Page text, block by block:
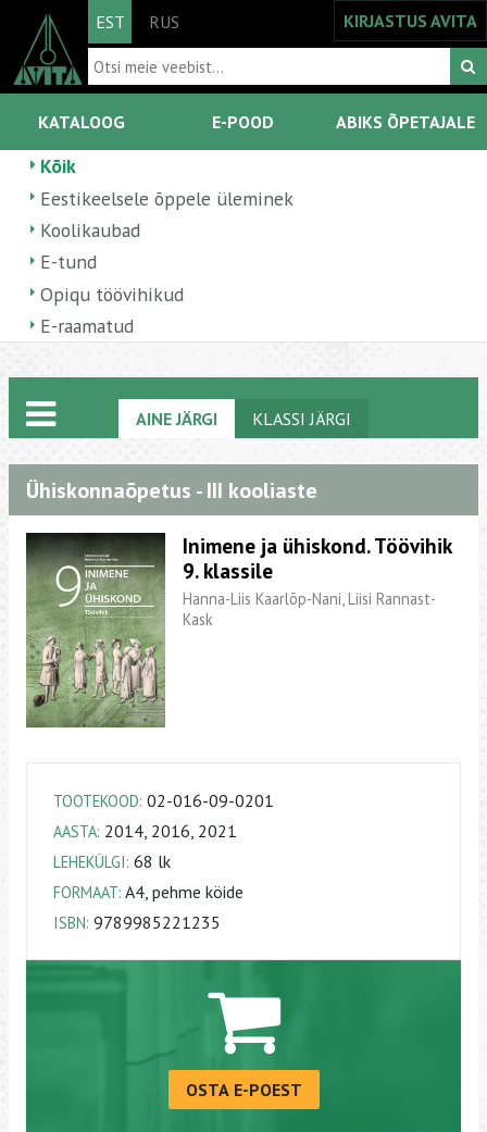
EST RUS KIRJASTUS AVITA
KATALOOG E-POOD ABIKS ÕPETAJALE
Kõik
Eestikeelsele õppele üleminek
Koolikaubad
E-tund
Opiqu töövihikud
E-raamatud
AINE JÄRGI KLASSI JÄRGI
Ühiskonnaõpetus - III kooliaste
Inimene ja ühiskond. Töövihik
9. klassile
Hanna-Liis Kaarlõp-Nani, Liisi Rannast-
Kask
TOOTEKOOD: 02-016-09-0201
AASTA: 2014, 2016, 2021
LEHEKÜLGI: 68 lk
FORMAAT: A4, pehme köide
ISBN: 9789985221235
OSTA E-POEST